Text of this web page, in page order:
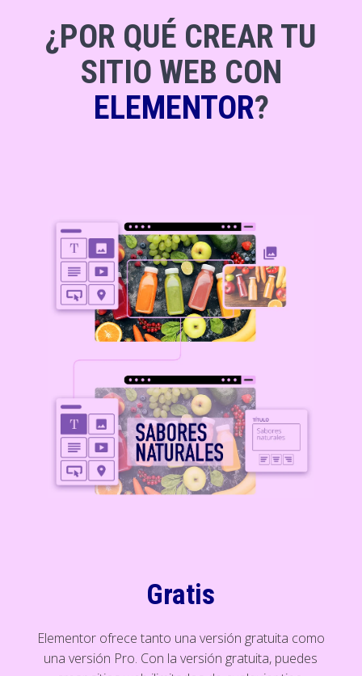
¿POR QUÉ CREAR TU
SITIO WEB CON
ELEMENTOR?
Gratis
Elementor ofrece tanto una versión gratuita como
una versión Pro. Con la versión gratuita, puedes